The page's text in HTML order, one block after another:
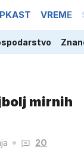
VREME
mirnih
20